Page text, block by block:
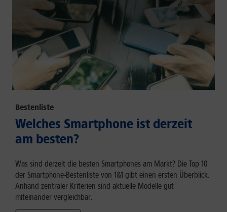
Bestenliste
Welches Smartphone ist derzeit
am besten?
Was sind derzeit die besten Smartphones am Markt? Die Top 10
der Smartphone-Bestenliste von 1&1 gibt einen ersten Überblick.
Anhand zentraler Kriterien sind aktuelle Modelle gut
miteinander vergleichbar.